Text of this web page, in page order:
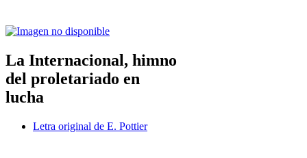
La Internacional, himno
del proletariado en
lucha
Letra original de E. Pottier